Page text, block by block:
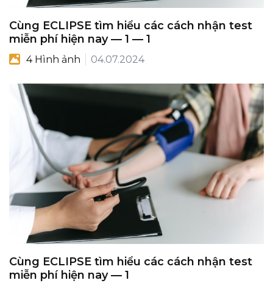
Cùng ECLIPSE tìm hiểu các cách nhận test
miễn phí hiện nay — 1 — 1
4 Hình ảnh 04.07.2024
Cùng ECLIPSE tìm hiểu các cách nhận test
miễn phí hiện nay — 1